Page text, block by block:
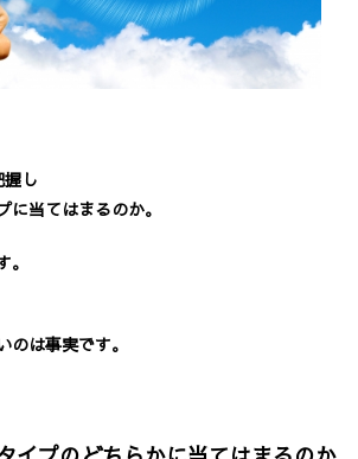
し
に当てはまるのか。
は事実です。